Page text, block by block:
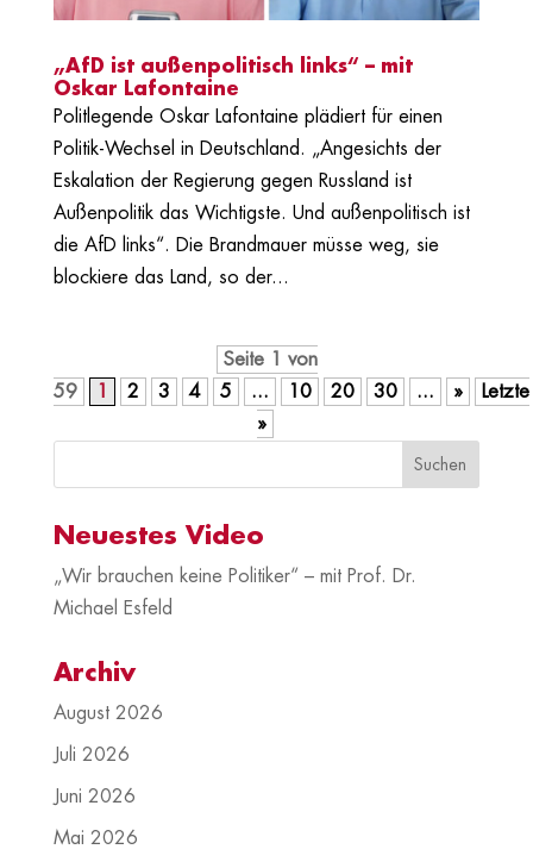
„AfD ist außenpolitisch links“ – mit
Oskar Lafontaine
Politlegende Oskar Lafontaine plädiert für einen
Politik-Wechsel in Deutschland. „Angesichts der
Eskalation der Regierung gegen Russland ist
Außenpolitik das Wichtigste. Und außenpolitisch ist
die AfD links“. Die Brandmauer müsse weg, sie
blockiere das Land, so der...
Seite 1 von
59
1 2 3 4 5 ... 10 20 30 ... »
Letzte
»
Neuestes Video
„Wir brauchen keine Politiker“ – mit Prof. Dr.
Michael Esfeld
Archiv
August 2026
Juli 2026
Juni 2026
Mai 2026